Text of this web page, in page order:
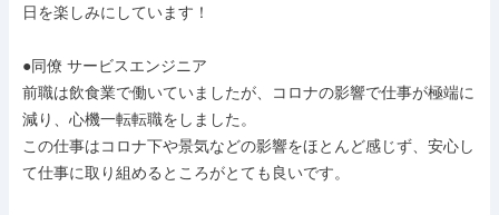
日を楽しみにしています！
●同僚 サービスエンジニア
前職は飲食業で働いていましたが、コロナの影響で仕事が極端に
減り、心機一転転職をしました。
この仕事はコロナ下や景気などの影響をほとんど感じず、安心し
て仕事に取り組めるところがとても良いです。